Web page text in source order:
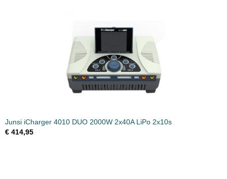
Junsi iCharger 4010 DUO 2000W 2x40A LiPo 2x10s
€ 414,95